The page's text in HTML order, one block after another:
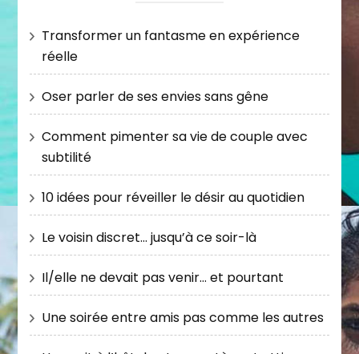
Transformer un fantasme en expérience
réelle
Oser parler de ses envies sans gêne
Comment pimenter sa vie de couple avec
subtilité
10 idées pour réveiller le désir au quotidien
Le voisin discret… jusqu’à ce soir-là
Il/elle ne devait pas venir… et pourtant
Une soirée entre amis pas comme les autres